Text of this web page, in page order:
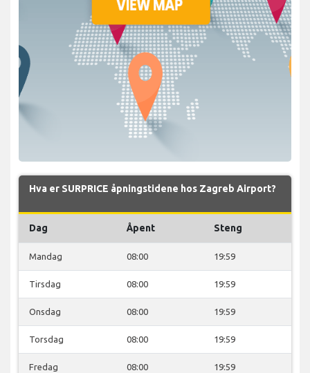
Hva er SURPRICE åpningstidene hos Zagreb Airport?
Dag Åpent Steng
Mandag 08:00 19:59
Tirsdag 08:00 19:59
Onsdag 08:00 19:59
Torsdag 08:00 19:59
Fredag 08:00 19:59